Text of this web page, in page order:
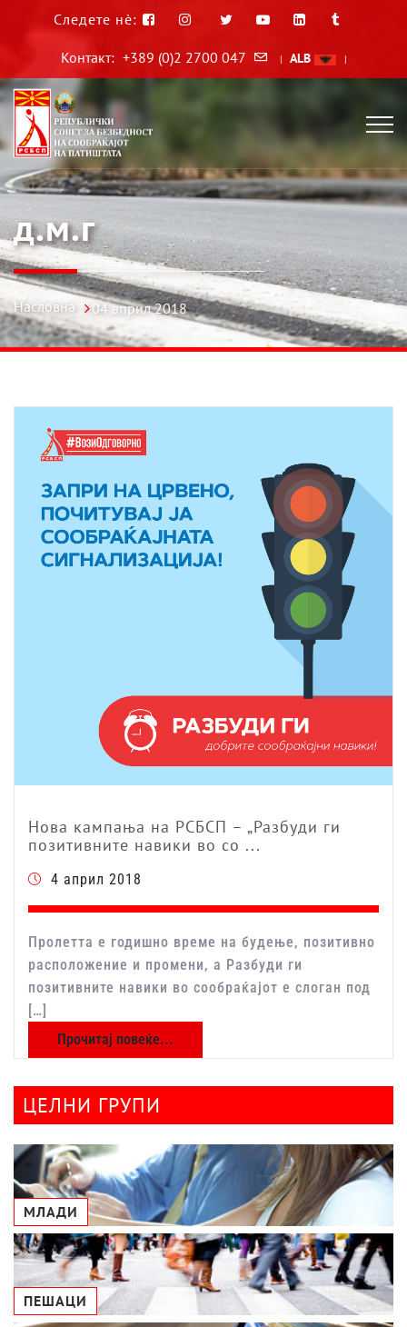
Следете нè:
Контакт: +389 (0)2 2700 047 | ALB |
д.м.г
Насловна 04 април 2018
Нова кампања на РСБСП – „Разбуди ги
позитивните навики во со ...
4 април 2018
Пролетта е годишно време на будење, позитивно
расположение и промени, а Разбуди ги
позитивните навики во сообраќајот е слоган под
[…]
Прочитај повеќе...
ЦЕЛНИ ГРУПИ
МЛАДИ
ПЕШАЦИ